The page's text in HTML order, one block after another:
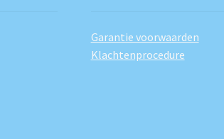
Garantie voorwaarden
Klachtenprocedure